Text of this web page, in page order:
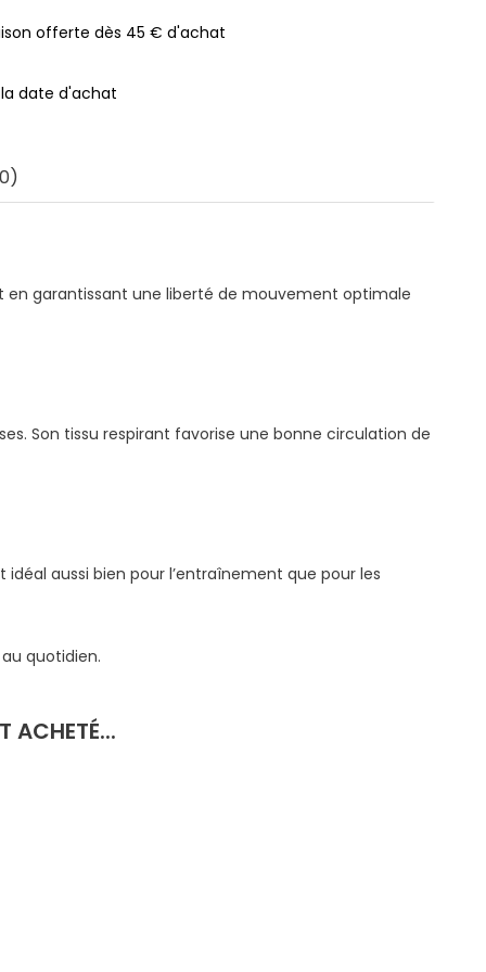
offerte dès 45 € d'achat
la date d'achat
garantissant une liberté de mouvement optimale
Son tissu respirant favorise une bonne circulation de
aussi bien pour l’entraînement que pour les
quotidien.
ACHETÉ...